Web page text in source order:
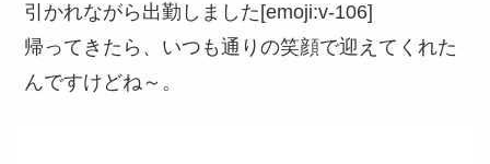
引かれながら出勤しました[emoji:v-106]
帰ってきたら、いつも通りの笑顔で迎えてくれた
んですけどね～。